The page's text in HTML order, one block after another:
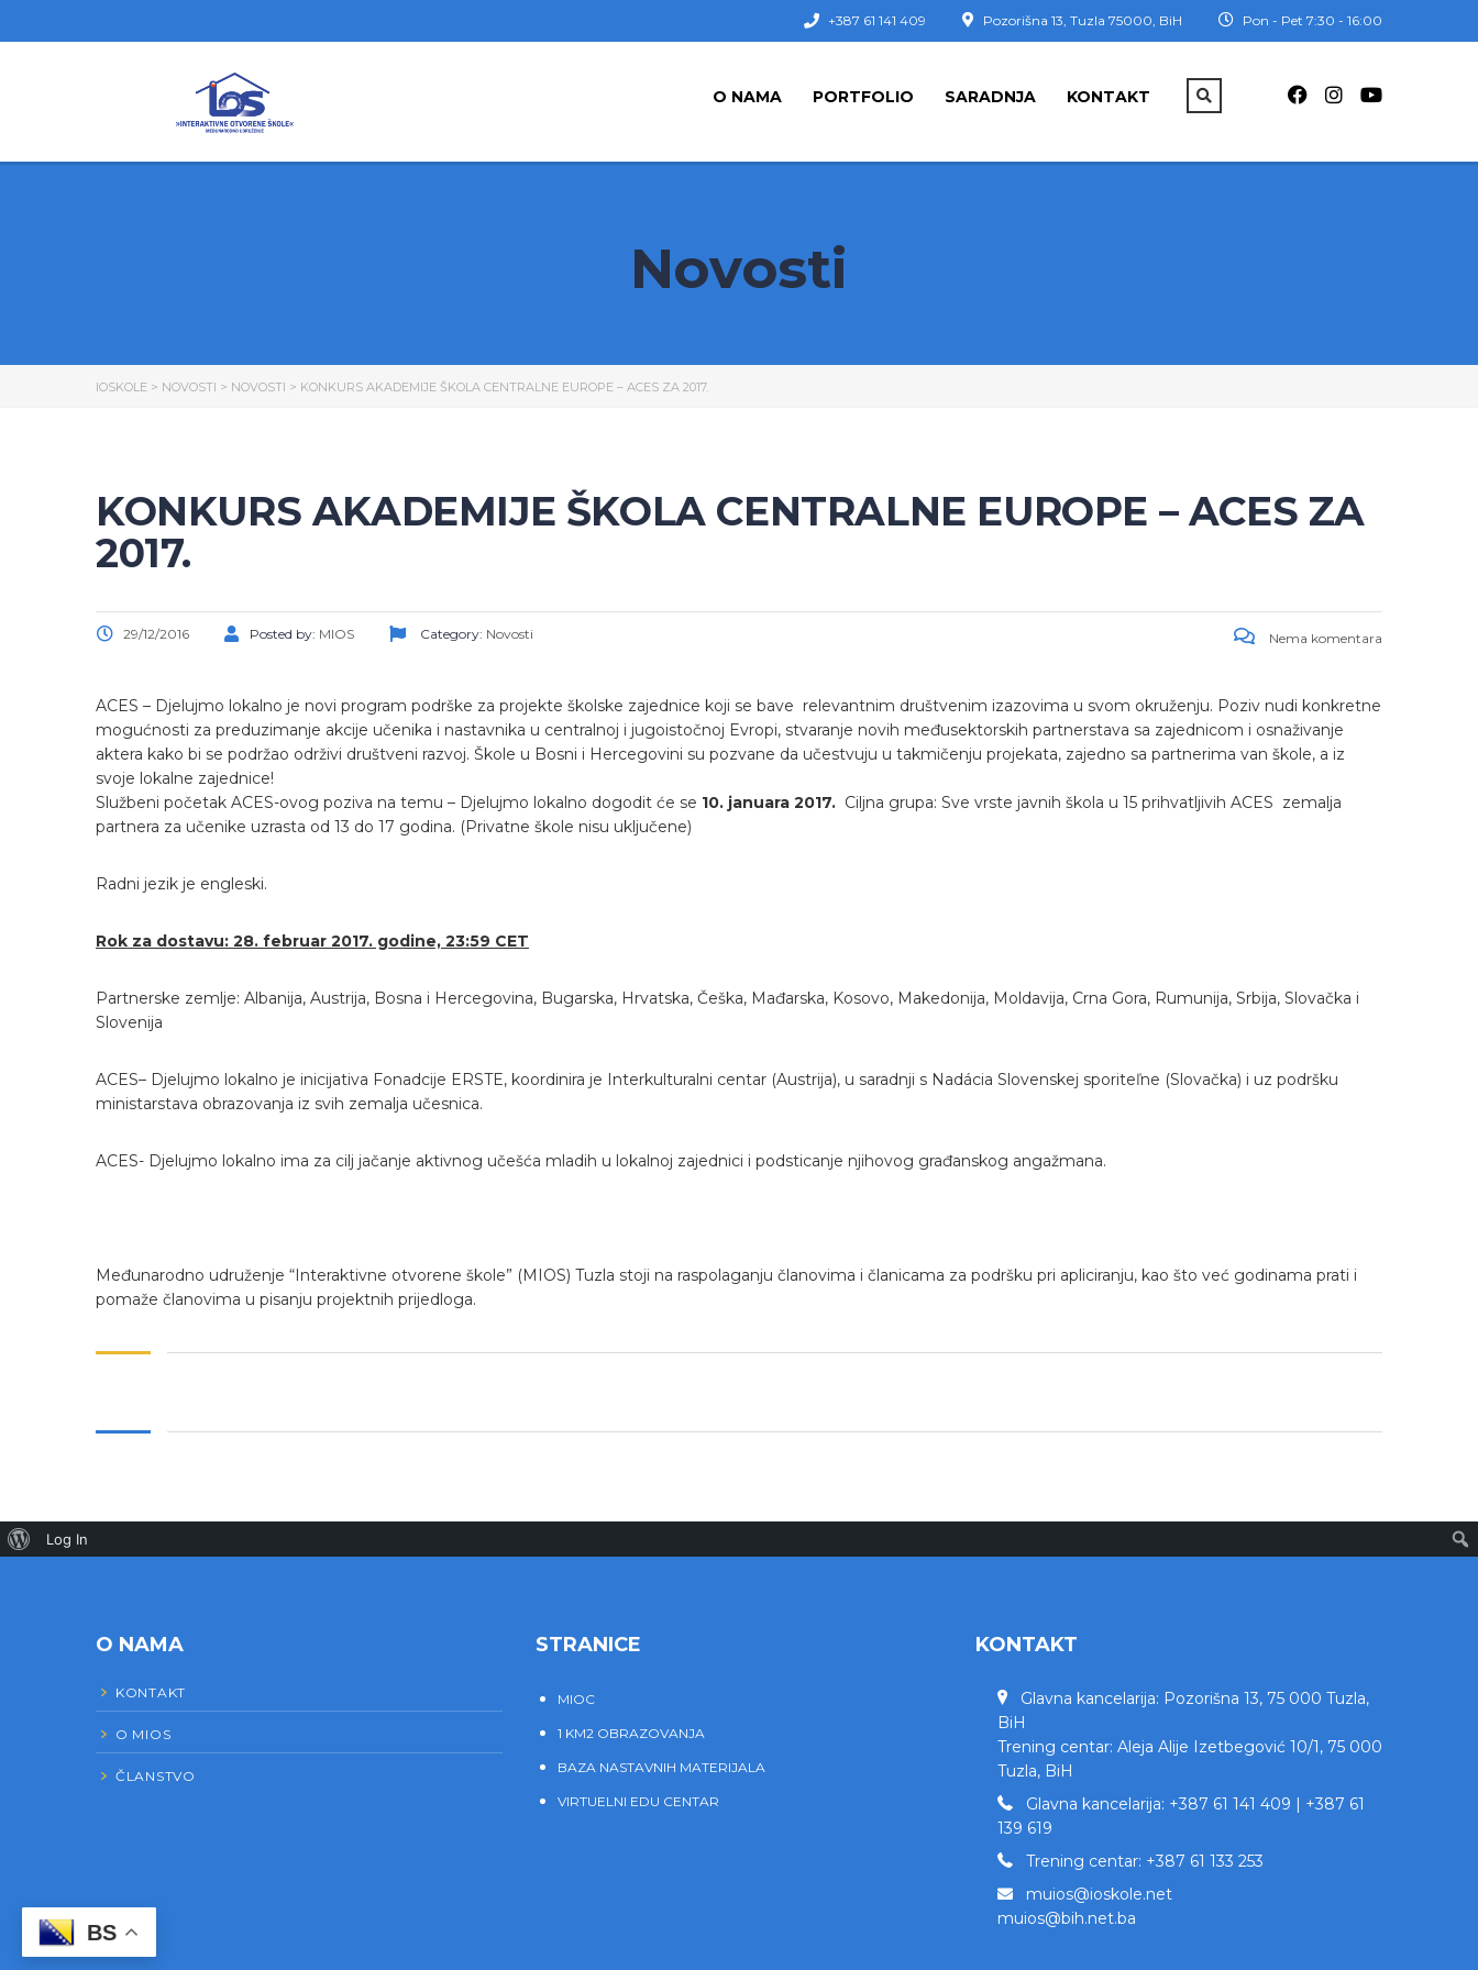
Pon - Pet 7:30 - 16:00
Pozorišna 13, Tuzla 75000, BiH
+387 61 141 409
O NAMA PORTFOLIO SARADNJA KONTAKT
Novosti
IOSKOLE > NOVOSTI > NOVOSTI > KONKURS AKADEMIJE ŠKOLA CENTRALNE EUROPE – ACES ZA 2017.
KONKURS AKADEMIJE ŠKOLA CENTRALNE EUROPE – ACES ZA
2017.
29/12/2016 Posted by: MIOS Category: Novosti Nema komentara
ACES – Djelujmo lokalno je novi program podrške za projekte školske zajednice koji se bave relevantnim društvenim izazovima u svom okruženju. Poziv nudi konkretne
mogućnosti za preduzimanje akcije učenika i nastavnika u centralnoj i jugoistočnoj Evropi, stvaranje novih međusektorskih partnerstava sa zajednicom i osnaživanje
aktera kako bi se podržao održivi društveni razvoj. Škole u Bosni i Hercegovini su pozvane da učestvuju u takmičenju projekata, zajedno sa partnerima van škole, a iz
svoje lokalne zajednice!
Službeni početak ACES-ovog poziva na temu – Djelujmo lokalno dogodit će se 10. januara 2017. Ciljna grupa: Sve vrste javnih škola u 15 prihvatljivih ACES zemalja
partnera za učenike uzrasta od 13 do 17 godina. (Privatne škole nisu uključene)
Radni jezik je engleski.
Rok za dostavu: 28. februar 2017. godine, 23:59 CET
Partnerske zemlje: Albanija, Austrija, Bosna i Hercegovina, Bugarska, Hrvatska, Češka, Mađarska, Kosovo, Makedonija, Moldavija, Crna Gora, Rumunija, Srbija, Slovačka i
Slovenija
ACES– Djelujmo lokalno je inicijativa Fonadcije ERSTE, koordinira je Interkulturalni centar (Austrija), u saradnji s Nadácia Slovenskej sporiteľne (Slovačka) i uz podršku
ministarstava obrazovanja iz svih zemalja učesnica.
ACES- Djelujmo lokalno ima za cilj jačanje aktivnog učešća mladih u lokalnoj zajednici i podsticanje njihovog građanskog angažmana.
Međunarodno udruženje “Interaktivne otvorene škole” (MIOS) Tuzla stoji na raspolaganju članovima i članicama za podršku pri apliciranju, kao što već godinama prati i
pomaže članovima u pisanju projektnih prijedloga.
O NAMA
KONTAKT
O MIOS
ČLANSTVO
STRANICE
MIOC
1 KM2 OBRAZOVANJA
BAZA NASTAVNIH MATERIJALA
VIRTUELNI EDU CENTAR
KONTAKT
Glavna kancelarija: Pozorišna 13, 75 000 Tuzla,
BiH
Trening centar: Aleja Alije Izetbegović 10/1, 75 000
Tuzla, BiH
Glavna kancelarija: +387 61 141 409 | +387 61
139 619
Trening centar: +387 61 133 253
muios@ioskole.net
muios@bih.net.ba
BS
Log In